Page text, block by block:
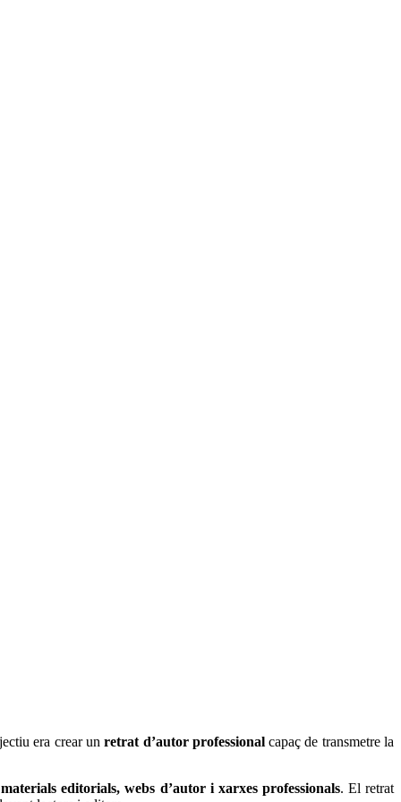
era crear unretrat d’autor professionalcapaç de transmetre la
materials editorials, webs d’autor i xarxes professionals. El retrat